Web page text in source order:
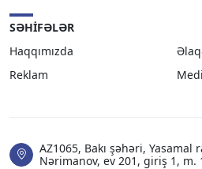
SƏHIFƏLƏR
Haqqımızda
Reklam
AZ1065, Bakı şəhəri, Yasamal
Nərimanov, ev 201, giriş 1, m.